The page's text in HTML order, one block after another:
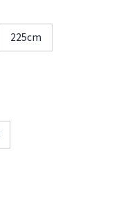
225cm